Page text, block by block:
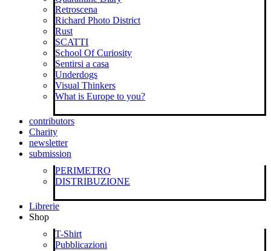
Retroscena
Richard Photo District
Rust
SCATTI
School Of Curiosity
Sentirsi a casa
Underdogs
Visual Thinkers
What is Europe to you?
contributors
Charity
newsletter
submission
PERIMETRO
DISTRIBUZIONE
Librerie
Shop
T-Shirt
Pubblicazioni